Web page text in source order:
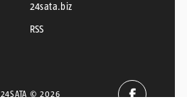
24sata.biz
RSS
24SATA © 2026